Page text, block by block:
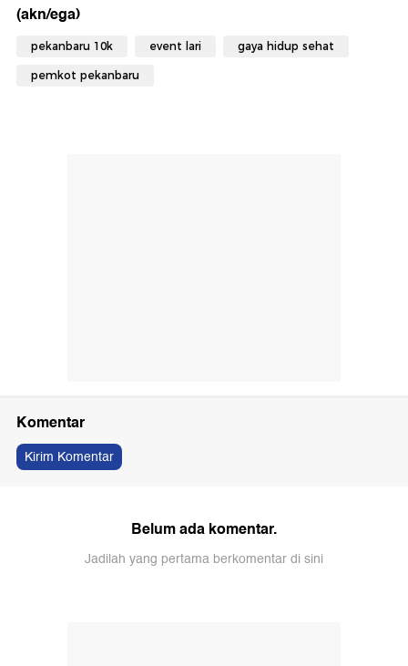
(akn/ega)
pekanbaru 10k event lari gaya hidup sehat
pemkot pekanbaru
Komentar
Kirim Komentar
Belum ada komentar.
Jadilah yang pertama berkomentar di sini